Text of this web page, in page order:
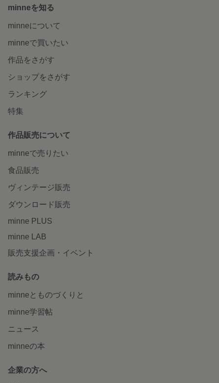
minneを知る
minneについて
minneで買いたい
作品をさがす
ショップをさがす
ランキング
特集
作品販売について
minneで売りたい
食品販売
ヴィンテージ販売
ダウンロード販売
minne PLUS
minne LAB
販売支援企画・イベント
読みもの
minneとものづくりと
minne学習帖
ニュース
minneの本
企業の方へ